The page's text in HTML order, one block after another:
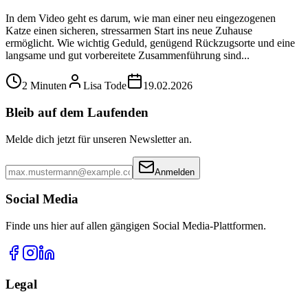
In dem Video geht es darum, wie man einer neu eingezogenen
Katze einen sicheren, stressarmen Start ins neue Zuhause
ermöglicht. Wie wichtig Geduld, genügend Rückzugsorte und eine
langsame und gut vorbereitete Zusammenführung sind...
2 Minuten Lisa Tode 19.02.2026
Bleib auf dem Laufenden
Melde dich jetzt für unseren Newsletter an.
Anmelden
Social Media
Finde uns hier auf allen gängigen Social Media-Plattformen.
Legal